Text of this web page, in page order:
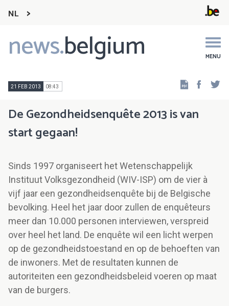
NL
news.belgium MENU
Main
navigation
21 FEB 2013 08:43
De Gezondheidsenquête 2013 is van
start gegaan!
Sinds 1997 organiseert het Wetenschappelijk
Instituut Volksgezondheid (WIV-ISP) om de vier à
vijf jaar een gezondheidsenquête bij de Belgische
bevolking. Heel het jaar door zullen de enquêteurs
meer dan 10.000 personen interviewen, verspreid
over heel het land. De enquête wil een licht werpen
op de gezondheidstoestand en op de behoeften van
de inwoners. Met de resultaten kunnen de
autoriteiten een gezondheidsbeleid voeren op maat
van de burgers.